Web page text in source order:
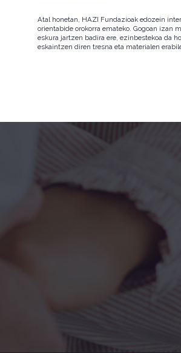
Atal honetan, HAZI Fundazioak edozein
orientabide orokorra emateko. Gogoan izan
eskura jartzen badira ere, ezinbestekoa da
eskaintzen diren tresna eta materialen